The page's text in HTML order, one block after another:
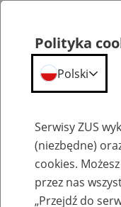
Szkolenia
Polityka
Polski
Serwisy ZUS
(niezbędne)
cookies.
przez nas
„Przejdź do